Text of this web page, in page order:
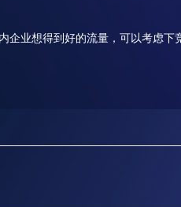
企业想得到好的流量，可以考虑下